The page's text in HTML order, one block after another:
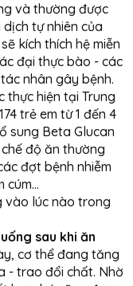
và thường được
tự nhiên của
kích thích hệ miễn
đại thực bào - các
nhân gây bệnh.
thực hiện tại Trung
trẻ em từ 1 đến 4
sung Beta Glucan
độ ăn thường
đợt bệnh nhiễm
cúm…
vào lúc nào trong
uống sau khi ăn
cơ thể đang tăng
- trao đổi chất. Nhờ